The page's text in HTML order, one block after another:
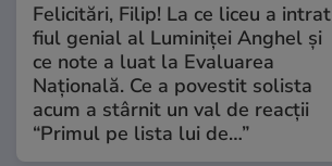
Felicitări, Filip! La ce liceu a intrat
fiul genial al Luminiței Anghel și
ce note a luat la Evaluarea
Națională. Ce a povestit solista
acum a stârnit un val de reacții
“Primul pe lista lui de…”